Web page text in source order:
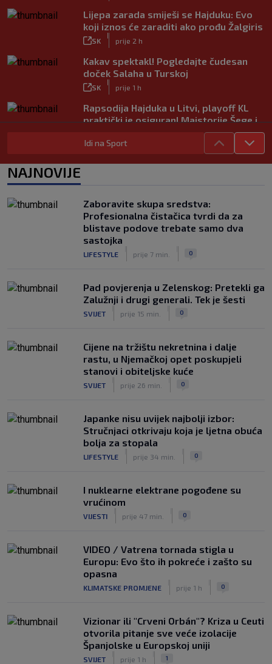
Lijepa zarada smiješi se Hajduku: Evo
koji iznos će zaraditi ako prođu Žalgiris
SK prije 2 h
Kakav spektakl! Pogledajte čudesan
doček Salaha u Turskoj
SK prije 1 h
Rapsodija Hajduka u Litvi, playoff KL
praktički je osiguran! Majstorije Šege i
SK
|
prije 6 h
Neočekivani problemi za Dinamo:
Rijeka u Finsku nosi minimalnu
prednost, bivši vratar Dinama spriječio
veću razliku
SK prije 2 h
Idi na Sport
NAJNOVIJE
Zaboravite skupa sredstva:
Profesionalna čistačica tvrdi da za
blistave podove trebate samo dva
sastojka
LIFESTYLE prije 7 min. 0
Pad povjerenja u Zelenskog: Pretekli ga
Zalužnji i drugi generali. Tek je šesti
SVIJET prije 15 min. 0
Cijene na tržištu nekretnina i dalje
rastu, u Njemačkoj opet poskupjeli
stanovi i obiteljske kuće
SVIJET prije 26 min. 0
Japanke nisu uvijek najbolji izbor:
Stručnjaci otkrivaju koja je ljetna obuća
bolja za stopala
LIFESTYLE prije 34 min. 0
I nuklearne elektrane pogođene su
vrućinom
VIJESTI prije 47 min. 0
VIDEO / Vatrena tornada stigla u
Europu: Evo što ih pokreće i zašto su
opasna
KLIMATSKE PROMJENE prije 1 h 0
Vizionar ili "Crveni Orbán"? Kriza u Ceuti
otvorila pitanje sve veće izolacije
Španjolske u Europskoj uniji
SVIJET prije 1 h 1